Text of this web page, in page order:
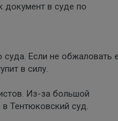
документ в суде по
Если не обжаловать
в силу.
Из-за большой
Тентюковский суд.